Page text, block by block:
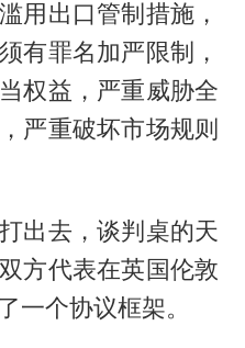
用出口管制措施，
有罪名加严限制，
权益，严重威胁全
严重破坏市场规则
出去，谈判桌的天
方代表在英国伦敦
一个协议框架。